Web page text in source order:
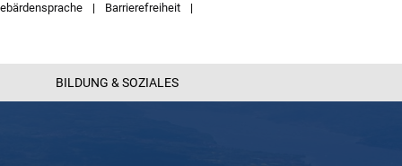
Barrierefreiheit
BILDUNG & SOZIALES